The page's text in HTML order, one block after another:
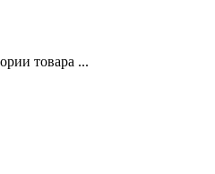
товара ...